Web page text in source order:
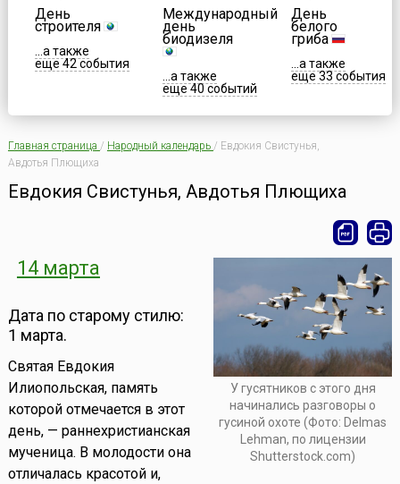
День
строителя
...а также
еще 42 события
Международный
день
биодизеля
...а также
еще 40 событий
День
белого
гриба
...а также
еще 33 события
Главная страница / Народный календарь / Евдокия Свистунья,
Авдотья Плющиха
Евдокия Свистунья, Авдотья Плющиха
У гусятников с этого дня
начинались разговоры о
гусиной охоте (Фото: Delmas
Lehman, по лицензии
Shutterstock.com)
14 марта
Дата по старому стилю:
1 марта.
Святая Евдокия
Илиопольская, память
которой отмечается в этот
день, — раннехристианская
мученица. В молодости она
отличалась красотой и,